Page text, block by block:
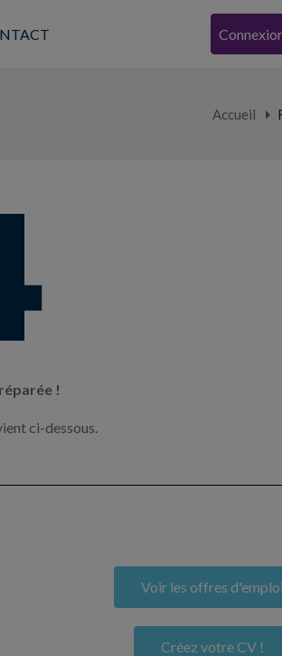
Accueil
!
ci-dessous.
Voir les offres d'emploi
Créez votre CV !